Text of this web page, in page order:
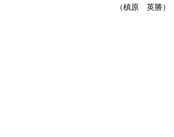
（槙原 英勝）